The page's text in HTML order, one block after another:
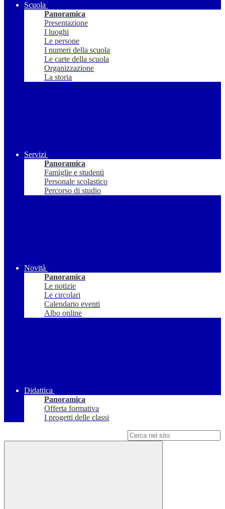
Scuola
Panoramica
Presentazione
I luoghi
Le persone
I numeri della scuola
Le carte della scuola
Organizzazione
La storia
Servizi
Panoramica
Famiglie e studenti
Personale scolastico
Percorso di studio
Novità
Panoramica
Le notizie
Le circolari
Calendario eventi
Albo online
Didattica
Panoramica
Offerta formativa
I progetti delle classi